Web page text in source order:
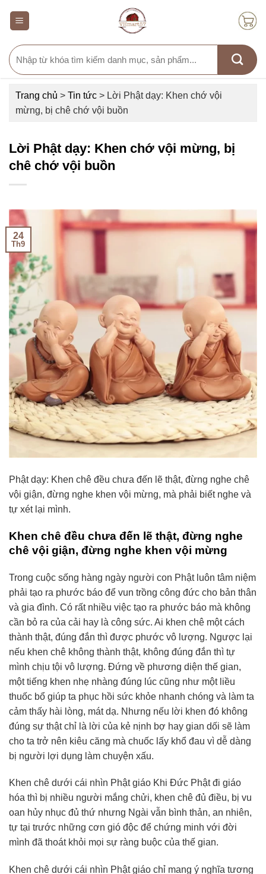
Search
for:
Trang chủ > Tin tức > Lời Phật dạy: Khen chớ vội
mừng, bị chê chớ vội buồn
Lời Phật dạy: Khen chớ vội mừng, bị
chê chớ vội buồn
24
Th9
Phật dạy: Khen chê đều chưa đến lẽ thật, đừng nghe chê
vội giận, đừng nghe khen vội mừng, mà phải biết nghe và
tự xét lại mình.
Khen chê đều chưa đến lẽ thật, đừng nghe
chê vội giận, đừng nghe khen vội mừng
Trong cuộc sống hàng ngày người con Phật luôn tâm niệm
phải tạo ra phước báo để vun trồng công đức cho bản thân
và gia đình. Có rất nhiều việc tạo ra phước báo mà không
cần bỏ ra của cải hay là công sức. Ai khen chê một cách
thành thật, đúng đắn thì được phước vô lượng. Ngược lại
nếu khen chê không thành thật, không đúng đắn thì tự
mình chịu tội vô lượng. Đứng về phương diện thế gian,
một tiếng khen nhẹ nhàng đúng lúc cũng như một liều
thuốc bổ giúp ta phục hồi sức khỏe nhanh chóng và làm ta
cảm thấy hài lòng, mát dạ. Nhưng nếu lời khen đó không
đúng sự thật chỉ là lời của kẻ nịnh bợ hay gian dối sẽ làm
cho ta trở nên kiêu căng mà chuốc lấy khổ đau vì dễ dàng
bị người lợi dụng làm chuyện xấu.
Khen chê dưới cái nhìn Phật giáo Khi Đức Phật đi giáo
hóa thì bị nhiều người mắng chửi, khen chê đủ điều, bị vu
oan hủy nhục đủ thứ nhưng Ngài vẫn bình thản, an nhiên,
tự tại trước những cơn gió độc để chứng minh với đời
mình đã thoát khỏi mọi sự ràng buộc của thế gian.
Khen chê dưới cái nhìn Phật giáo chỉ mang ý nghĩa tương